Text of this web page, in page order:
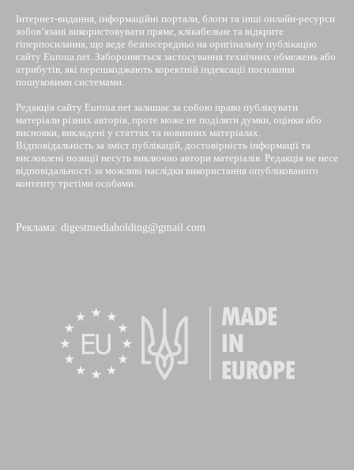
Інтернет-видання, інформаційні портали, блоги та інші онлайн-ресурси
зобов’язані використовувати пряме, клікабельне та відкрите
гіперпосилання, що веде безпосередньо на оригінальну публікацію
сайту Euroua.net. Забороняється застосування технічних обмежень або
атрибутів, які перешкоджають коректній індексації посилання
пошуковими системами.
Редакція сайту Euroua.net залишає за собою право публікувати
матеріали різних авторів, проте може не поділяти думки, оцінки або
висновки, викладені у статтях та новинних матеріалах.
Відповідальність за зміст публікацій, достовірність інформації та
висловлені позиції несуть виключно автори матеріалів. Редакція не несе
відповідальності за можливі наслідки використання опублікованого
контенту третіми особами.
Реклама: digestmediaholding@gmail.com